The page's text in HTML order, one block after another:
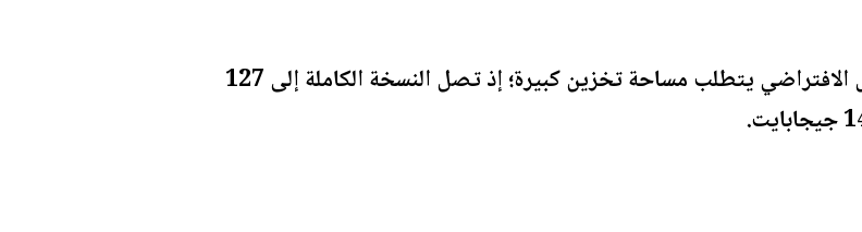
وتجدر الإشارة إلى أن متحف أنظمة التشغيل الافتراضي يتطلب مساحة تخزين كبيرة؛ إذ تصل النسخة الكاملة إلى 127